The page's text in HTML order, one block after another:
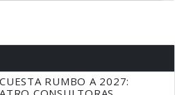
RUMBO A 2027: